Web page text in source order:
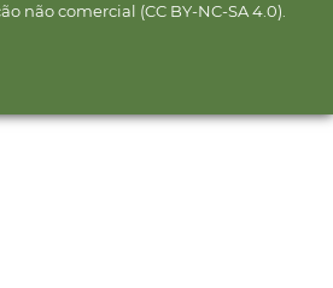
não comercial (CC BY-NC-SA 4.0).